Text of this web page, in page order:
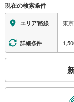
す
る
情
報
現在の検索条件
エリア/路線 東
詳細条件
検